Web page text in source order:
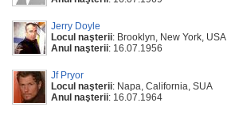
Jerry Doyle
Locul naşterii: Brooklyn, New York, USA
Anul naşterii: 16.07.1956
Jf Pryor
Locul naşterii: Napa, California, SUA
Anul naşterii: 16.07.1964